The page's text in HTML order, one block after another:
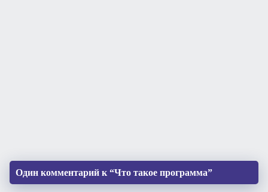
Один комментарий к “Что такое программа”